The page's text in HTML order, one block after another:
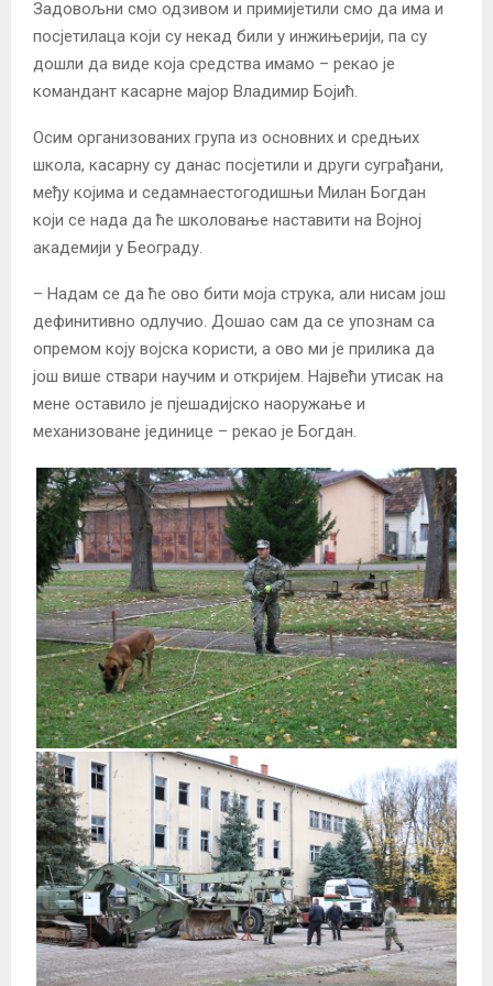
Задовољни смо одзивом и примијетили смо да има и
посјетилаца који су некад били у инжињерији, па су
дошли да виде која средства имамо – рекао је
командант касарне мајор Владимир Бојић.
Осим организованих група из основних и средњих
школа, касарну су данас посјетили и други суграђани,
међу којима и седамнаестогодишњи Милан Богдан
који се нада да ће школовање наставити на Војној
академији у Београду.
– Надам се да ће ово бити моја струка, али нисам још
дефинитивно одлучио. Дошао сам да се упознам са
опремом коју војска користи, а ово ми је прилика да
још више ствари научим и откријем. Највећи утисак на
мене оставило је пјешадијско наоружање и
механизоване јединице – рекао је Богдан.